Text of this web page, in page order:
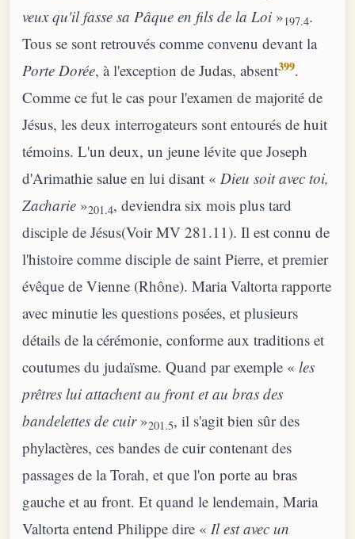
veux qu'il fasse sa Pâque en fils de la Loi »197.4.
Tous se sont retrouvés comme convenu devant la
Porte Dorée, à l'exception de Judas, absent399.
Comme ce fut le cas pour l'examen de majorité de
Jésus, les deux interrogateurs sont entourés de huit
témoins. L'un deux, un jeune lévite que Joseph
d'Arimathie salue en lui disant « Dieu soit avec toi,
Zacharie »201.4, deviendra six mois plus tard
disciple de Jésus(Voir MV 281.11). Il est connu de
l'histoire comme disciple de saint Pierre, et premier
évêque de Vienne (Rhône). Maria Valtorta rapporte
avec minutie les questions posées, et plusieurs
détails de la cérémonie, conforme aux traditions et
coutumes du judaïsme. Quand par exemple « les
prêtres lui attachent au front et au bras des
bandelettes de cuir»201.5, il s'agit bien sûr des
phylactères, ces bandes de cuir contenant des
passages de la Torah, et que l'on porte au bras
gauche et au front. Et quand le lendemain, Maria
Valtorta entend Philippe dire « Il est avec un